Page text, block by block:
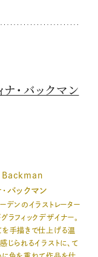
・バックマン
Backman
・バックマン
デンのイラストレーター
ラフィックデザイナー。
を手描きで仕上げる温
じられるイラストに、て